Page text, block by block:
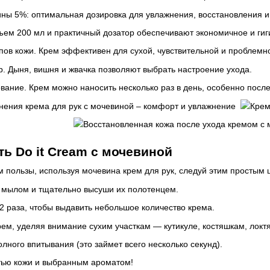
5%: оптимальная дозировка для увлажнения, восстановления
200 мл и практичный дозатор обеспечивают экономичное и
кожи. Крем эффективен для сухой, чувствительной и
Дыня, вишня и жвачка позволяют выбрать настроение ухода.
Крем можно наносить несколько раз в день, особенно
Do it Cream с мочевиной
пользы, используя мочевина крем для рук, следуй этим простым
и тщательно высуши их полотенцем.
чтобы выдавить небольшое количество крема.
уделяя внимание сухим участкам — кутикуле, костяшкам,
впитывания (это займет всего несколько секунд).
кожи и выбранным ароматом!